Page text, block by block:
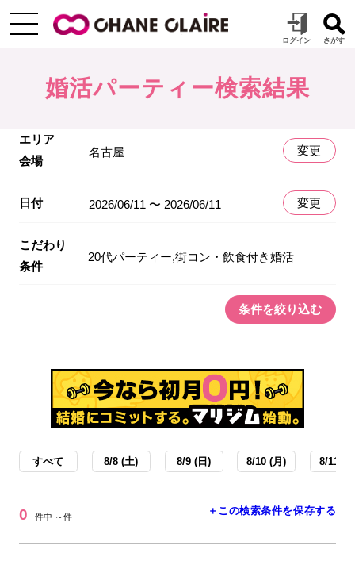
婚活パーティー検索結果
エリア
会場
名古屋 変更
日付 2026/06/11 〜 2026/06/11 変更
こだわり
条件
20代パーティー,街コン・飲食付き婚活
条件を絞り込む
すべて 8/8 (土) 8/9 (日) 8/10 (月) 8/11 (
0 件中 ～件 ＋この検索条件を保存する